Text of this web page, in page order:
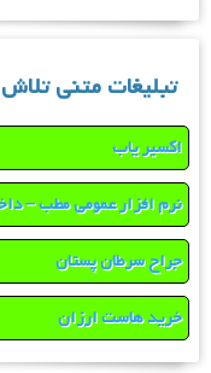
تبلیغات متنی تلاش
اکسیر یاب
نرم افزار عمومی مطب –
جراح سرطان پستان
خرید هاست ارزان